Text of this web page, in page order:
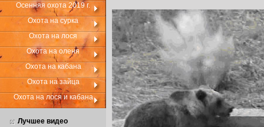
Осенняя охота 2019 г.
Охота на сурка
Охота на лося
Охота на оленя
Охота на кабана
Охота на зайца
Охота на лося и кабана
Лучшее видео